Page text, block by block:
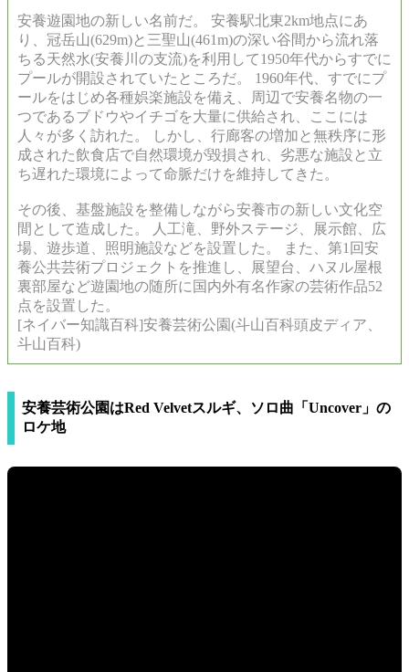
安養遊園地の新しい名前だ。 安養駅北東2km地点にあ
り、冠岳山(629m)と三聖山(461m)の深い谷間から流れ落
ちる天然水(安養川の支流)を利用して1950年代からすでに
プールが開設されていたところだ。 1960年代、すでにプ
ールをはじめ各種娯楽施設を備え、周辺で安養名物の一
つであるブドウやイチゴを大量に供給され、ここには
人々が多く訪れた。 しかし、行廊客の増加と無秩序に形
成された飲食店で自然環境が毀損され、劣悪な施設と立
ち遅れた環境によって命脈だけを維持してきた。
その後、基盤施設を整備しながら安養市の新しい文化空
間として造成した。 人工滝、野外ステージ、展示館、広
場、遊歩道、照明施設などを設置した。 また、第1 回安
養公共芸術プロジェクトを推進し、展望台、 ハヌル屋根
裏部屋など遊園地の随所に国内外有名作家の芸術作品52
点を設置した。
[ネイバー知識百科]安養芸術公園(斗山百科頭皮ディア、
斗山百科)
安養芸術公園はRed Velvetスルギ、ソロ曲「Uncover」の
ロケ地